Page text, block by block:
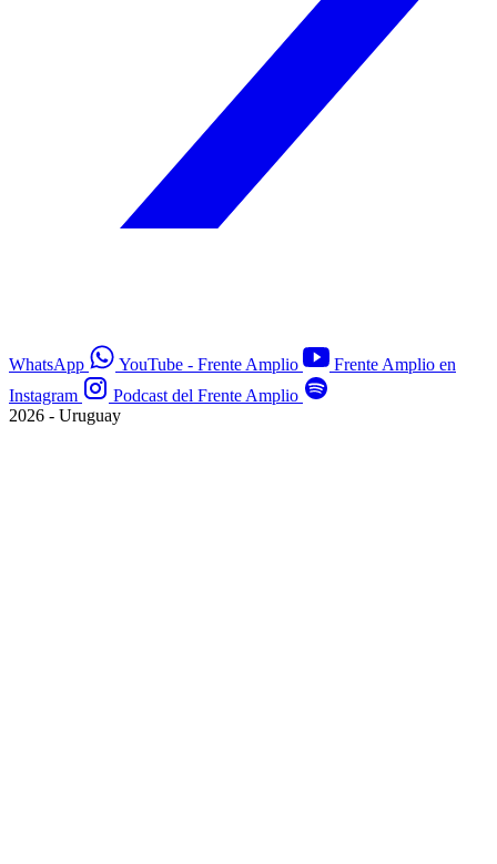
WhatsApp YouTube - Frente Amplio
Frente Amplio en
Instagram
Podcast del Frente Amplio
2026 - Uruguay